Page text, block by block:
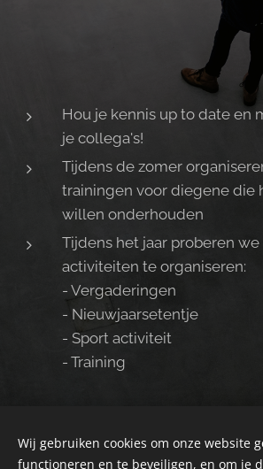
Hou je kennis up to date en
je collega's!
Tijdens de zomer
trainingen voor diegene die
willen onderhouden
Tijdens het jaar proberen
activiteiten te organiseren:
- Vergaderingen
- Nieuwjaarsetentje
- Sport activiteit
- Training
Wij gebruiken cookies om onze website
functioneren en te beveiligen, en om je